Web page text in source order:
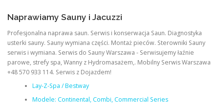
Naprawiamy Sauny i Jacuzzi
Profesjonalna naprawa saun. Serwis i konserwacja Saun. Diagnostyka
usterki sauny. Sauny wymiana części. Montaż pieców. Sterowniki Sauny
serwis i wymiana. Serwis do Sauny Warszawa - Serwisujemy łaźnie
parowe, strefy spa, Wanny z Hydromasażem,. Mobilny Serwis Warszawa
+48 570 933 114. Serwis z Dojazdem!
Lay-Z-Spa / Bestway
Modele: Continental, Combi, Commercial Series